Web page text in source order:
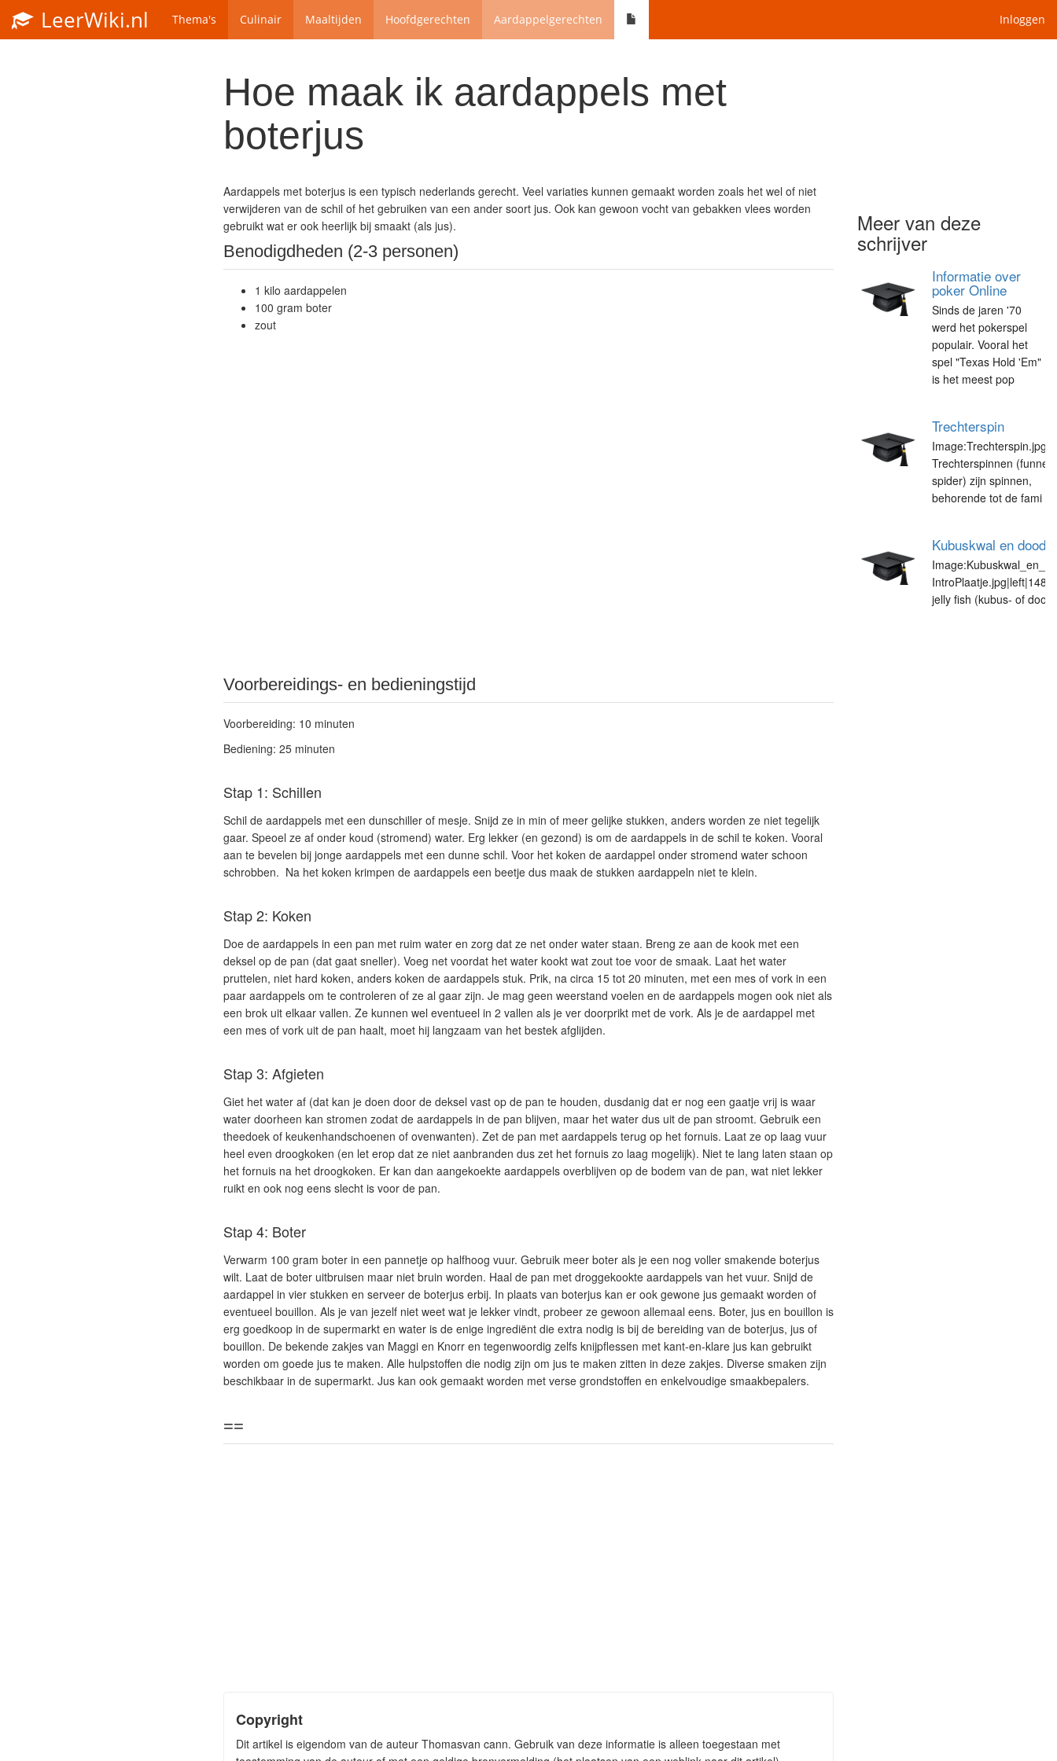
LeerWiki.nl Thema's Culinair Maaltijden Hoofdgerechten Aardappelgerechten Inloggen
Hoe maak ik aardappels met
boterjus
Aardappels met boterjus is een typisch nederlands gerecht. Veel variaties kunnen gemaakt worden zoals het wel of niet
verwijderen van de schil of het gebruiken van een ander soort jus. Ook kan gewoon vocht van gebakken vlees worden
gebruikt wat er ook heerlijk bij smaakt (als jus).
Benodigdheden (2-3 personen)
1 kilo aardappelen
100 gram boter
zout
Voorbereidings- en bedieningstijd
Voorbereiding: 10 minuten
Bediening: 25 minuten
Stap 1: Schillen
Schil de aardappels met een dunschiller of mesje. Snijd ze in min of meer gelijke stukken, anders worden ze niet tegelijk
gaar. Speoel ze af onder koud (stromend) water. Erg lekker (en gezond) is om de aardappels in de schil te koken. Vooral
aan te bevelen bij jonge aardappels met een dunne schil. Voor het koken de aardappel onder stromend water schoon
schrobben. Na het koken krimpen de aardappels een beetje dus maak de stukken aardappeln niet te klein.
Stap 2: Koken
Doe de aardappels in een pan met ruim water en zorg dat ze net onder water staan. Breng ze aan de kook met een
deksel op de pan (dat gaat sneller). Voeg net voordat het water kookt wat zout toe voor de smaak. Laat het water
pruttelen, niet hard koken, anders koken de aardappels stuk. Prik, na circa 15 tot 20 minuten, met een mes of vork in een
paar aardappels om te controleren of ze al gaar zijn. Je mag geen weerstand voelen en de aardappels mogen ook niet als
een brok uit elkaar vallen. Ze kunnen wel eventueel in 2 vallen als je ver doorprikt met de vork. Als je de aardappel met
een mes of vork uit de pan haalt, moet hij langzaam van het bestek afglijden.
Stap 3: Afgieten
Giet het water af (dat kan je doen door de deksel vast op de pan te houden, dusdanig dat er nog een gaatje vrij is waar
water doorheen kan stromen zodat de aardappels in de pan blijven, maar het water dus uit de pan stroomt. Gebruik een
theedoek of keukenhandschoenen of ovenwanten). Zet de pan met aardappels terug op het fornuis. Laat ze op laag vuur
heel even droogkoken (en let erop dat ze niet aanbranden dus zet het fornuis zo laag mogelijk). Niet te lang laten staan op
het fornuis na het droogkoken. Er kan dan aangekoekte aardappels overblijven op de bodem van de pan, wat niet lekker
ruikt en ook nog eens slecht is voor de pan.
Stap 4: Boter
Verwarm 100 gram boter in een pannetje op halfhoog vuur. Gebruik meer boter als je een nog voller smakende boterjus
wilt. Laat de boter uitbruisen maar niet bruin worden. Haal de pan met droggekookte aardappels van het vuur. Snijd de
aardappel in vier stukken en serveer de boterjus erbij. In plaats van boterjus kan er ook gewone jus gemaakt worden of
eventueel bouillon. Als je van jezelf niet weet wat je lekker vindt, probeer ze gewoon allemaal eens. Boter, jus en bouillon is
erg goedkoop in de supermarkt en water is de enige ingrediënt die extra nodig is bij de bereiding van de boterjus, jus of
bouillon. De bekende zakjes van Maggi en Knorr en tegenwoordig zelfs knijpflessen met kant-en-klare jus kan gebruikt
worden om goede jus te maken. Alle hulpstoffen die nodig zijn om jus te maken zitten in deze zakjes. Diverse smaken zijn
beschikbaar in de supermarkt. Jus kan ook gemaakt worden met verse grondstoffen en enkelvoudige smaakbepalers.
==
Copyright
Dit artikel is eigendom van de auteur Thomasvan cann. Gebruik van deze informatie is alleen toegestaan met
Meer van deze
schrijver
Informatie over
poker Online
Sinds de jaren '70
werd het pokerspel
populair. Vooral het
spel "Texas Hold 'Em"
is het meest pop
Trechterspin
Trechterspinnen
spider) zijn spinnen,
behorende tot de fami
Kubuskwal en
jelly fish (kubus- of